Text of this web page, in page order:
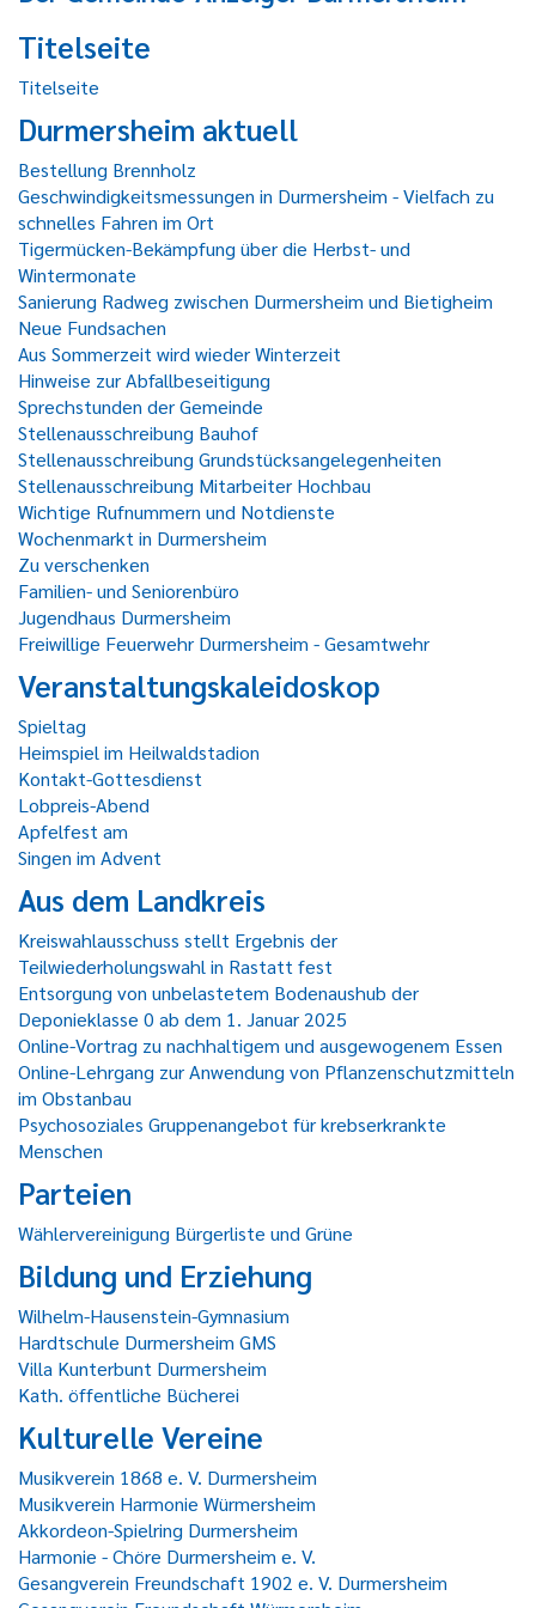
Titelseite
Titelseite
Durmersheim aktuell
Bestellung Brennholz
Geschwindigkeitsmessungen in Durmersheim - Vielfach zu
schnelles Fahren im Ort
Tigermücken-Bekämpfung über die Herbst- und
Wintermonate
Sanierung Radweg zwischen Durmersheim und Bietigheim
Neue Fundsachen
Aus Sommerzeit wird wieder Winterzeit
Hinweise zur Abfallbeseitigung
Sprechstunden der Gemeinde
Stellenausschreibung Bauhof
Stellenausschreibung Grundstücksangelegenheiten
Stellenausschreibung Mitarbeiter Hochbau
Wichtige Rufnummern und Notdienste
Wochenmarkt in Durmersheim
Zu verschenken
Familien- und Seniorenbüro
Jugendhaus Durmersheim
Freiwillige Feuerwehr Durmersheim - Gesamtwehr
Veranstaltungskaleidoskop
Spieltag
Heimspiel im Heilwaldstadion
Kontakt-Gottesdienst
Lobpreis-Abend
Apfelfest am
Singen im Advent
Aus dem Landkreis
Kreiswahlausschuss stellt Ergebnis der
Teilwiederholungswahl in Rastatt fest
Entsorgung von unbelastetem Bodenaushub der
Deponieklasse 0 ab dem 1. Januar 2025
Online-Vortrag zu nachhaltigem und ausgewogenem Essen
Online-Lehrgang zur Anwendung von Pflanzenschutzmitteln
im Obstanbau
Psychosoziales Gruppenangebot für krebserkrankte
Menschen
Parteien
Wählervereinigung Bürgerliste und Grüne
Bildung und Erziehung
Wilhelm-Hausenstein-Gymnasium
Hardtschule Durmersheim GMS
Villa Kunterbunt Durmersheim
Kath. öffentliche Bücherei
Kulturelle Vereine
Musikverein 1868 e. V. Durmersheim
Musikverein Harmonie Würmersheim
Akkordeon-Spielring Durmersheim
Harmonie - Chöre Durmersheim e. V.
Gesangverein Freundschaft 1902 e. V. Durmersheim